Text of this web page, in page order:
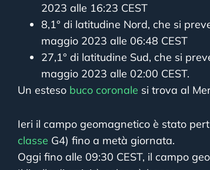
2023 alle 16:23 CEST
8,1° di latitudine Nord, che si
maggio 2023 alle 06:48 CEST
27,1° di latitudine Sud, che si
maggio 2023 alle 02:00 CEST.
Un esteso buco coronale si trova al
Ieri il campo geomagnetico è stato
classe G4) fino a metà giornata.
Oggi fino alle 09:30 CEST, il campo